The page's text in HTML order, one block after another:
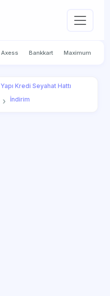
Axess Bankkart Maximum
Yapı Kredi Seyahat Hattı
İndirim